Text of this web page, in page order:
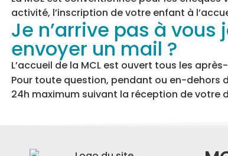
activité, l’inscription de votre enfant à
Je n’arrive pas à
envoyer un mail ?
L’accueil de la MCL est ouvert tous les
Pour toute question, pendant ou en-dehors
24h maximum suivant la réception de votre